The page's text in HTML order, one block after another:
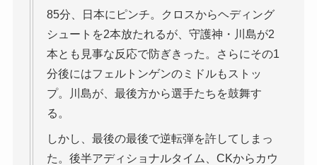
85分、日本にピンチ。クロスからヘディング
シュートを2本放たれるが、守護神・川島が2
本とも見事な反応で防ぎきった。さらにその1
分後にはフェルトンゲンのミドルもストッ
プ。川島が、最後方から選手たちを鼓舞す
る。
しかし、最後の最後で逆転弾を許してしまっ
た。後半アディショナルタイム、CKからカウ